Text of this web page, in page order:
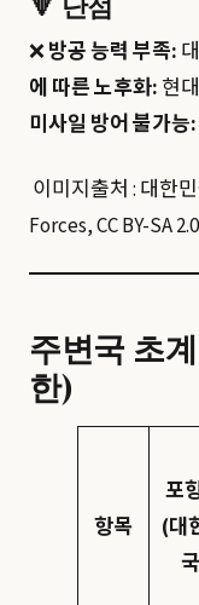
❌방공 능력 부족:
에 따른 노후화: 현
미사일 방어 불가능:
이미지출처 : 대한
Forces, CC BY-SA
주변국 초
한)
항목
포
(대